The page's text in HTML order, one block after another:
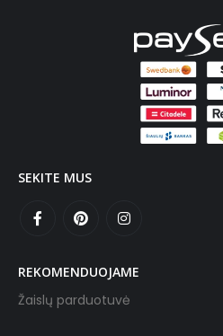
SEKITE MUS
REKOMENDUOJAME
Žaislų parduotuvė